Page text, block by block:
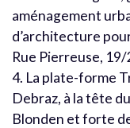
aménagement
d’architecture
Rue Pierreuse,
4. La plate-forme
Debraz, à la tête
Blonden et forte